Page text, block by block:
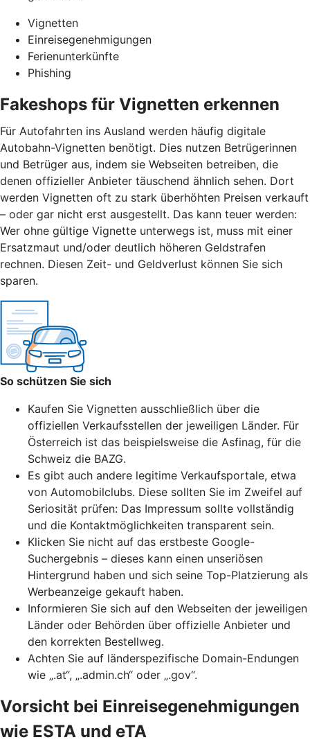
Vignetten
Einreisegenehmigungen
Ferienunterkünfte
Phishing
Fakeshops für Vignetten erkennen
Für Autofahrten ins Ausland werden häufig digitale
Autobahn-Vignetten benötigt. Dies nutzen Betrügerinnen
und Betrüger aus, indem sie Webseiten betreiben, die
denen offizieller Anbieter täuschend ähnlich sehen. Dort
werden Vignetten oft zu stark überhöhten Preisen verkauft
– oder gar nicht erst ausgestellt. Das kann teuer werden:
Wer ohne gültige Vignette unterwegs ist, muss mit einer
Ersatzmaut und/oder deutlich höheren Geldstrafen
rechnen. Diesen Zeit- und Geldverlust können Sie sich
sparen.
So schützen Sie sich
Kaufen Sie Vignetten ausschließlich über die
offiziellen Verkaufsstellen der jeweiligen Länder. Für
Österreich ist das beispielsweise die Asfinag, für die
Schweiz die BAZG.
Es gibt auch andere legitime Verkaufsportale, etwa
von Automobilclubs. Diese sollten Sie im Zweifel auf
Seriosität prüfen: Das Impressum sollte vollständig
und die Kontaktmöglichkeiten transparent sein.
Klicken Sie nicht auf das erstbeste Google-
Suchergebnis – dieses kann einen unseriösen
Hintergrund haben und sich seine Top-Platzierung als
Werbeanzeige gekauft haben.
Informieren Sie sich auf den Webseiten der jeweiligen
Länder oder Behörden über offizielle Anbieter und
den korrekten Bestellweg.
Achten Sie auf länderspezifische Domain-Endungen
wie „.at“, „.admin.ch“ oder „.gov“.
Vorsicht bei Einreisegenehmigungen
wie ESTA und eTA